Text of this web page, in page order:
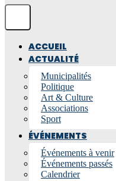
ACCUEIL
ACTUALITÉ
Municipalités
Politique
Art & Culture
Associations
Sport
ÉVÉNEMENTS
Événements à venir
Événements passés
Calendrier